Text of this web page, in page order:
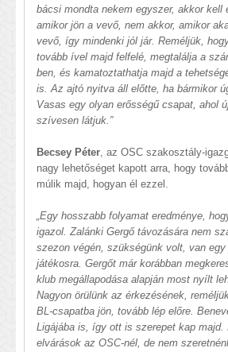
bácsi mondta nekem egyszer, akkor kell
amikor jön a vevő, nem akkor, amikor
vevő, így mindenki jól jár. Reméljük,
tovább ível majd felfelé, megtalálja a
ben, és kamatoztathatja majd a
is. Az ajtó nyitva áll előtte, ha bármikor
Vasas egy olyan erősségű csapat, ahol
szívesen látjuk.”
Becsey Péter, az OSC szakosztály-
nagy lehetőséget kapott arra, hogy
múlik majd, hogyan él ezzel.
„Egy hosszabb folyamat eredménye,
igazol. Zalánki Gergő távozására nem
szezon végén, szükségünk volt, van egy
játékosra. Gergőt már korábban
klub megállapodása alapján most nyílt
Nagyon örülünk az érkezésének,
BL-csapatba jön, tovább lép előre.
Ligájába is, így ott is szerepet kap majd.
elvárások az OSC-nél, de nem